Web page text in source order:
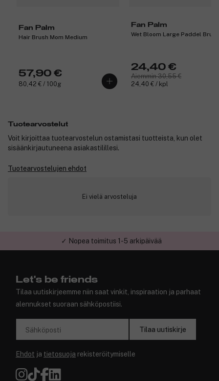
Fan Palm
Hair Brush Mom Medium
57,90 €
80,42 € / 100g
Fan Palm
Wet Bloom Large Paddel Brush
24,40 €
Aiemmin 30,55 €
24,40 € / kpl
Tuotearvostelut
Voit kirjoittaa tuotearvostelun ostamistasi tuotteista, kun olet
sisäänkirjautuneena asiakastilillesi.
Tuotearvostelujen ehdot
Ei vielä arvosteluja
✓ Nopea toimitus 1-5 arkipäivää
Let's be friends
Tilaa uutiskirjeemme niin saat vinkit, inspiraation ja parhaat
alennukset suoraan sähköpostiisi.
Sähköposti Tilaa uutiskirje
Ehdot ja tietosuoja rekisteröitymiselle